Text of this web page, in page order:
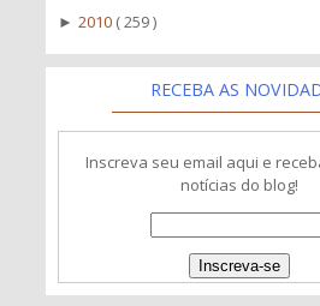
►2010 ( 259 )
RECEBA AS
Inscreva seu email aqui e
notícias do blog!